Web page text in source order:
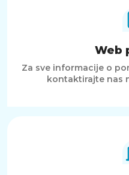
Web
Za sve informacije o
kontaktirajte nas